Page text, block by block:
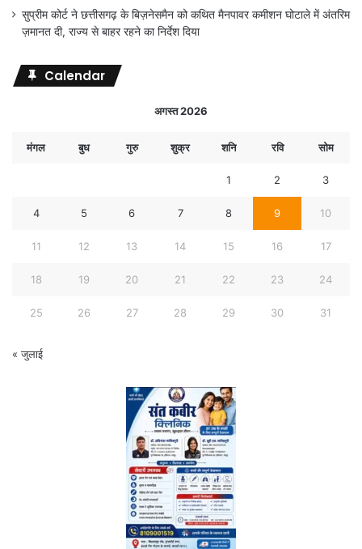
सुप्रीम कोर्ट ने छत्तीसगढ़ के बिज़नेसमैन को कथित मैनपावर कमीशन घोटाले में अंतरिम
ज़मानत दी, राज्य से बाहर रहने का निर्देश दिया
Calendar
अगस्त 2026
मंगल बुध गुरु शुक्र शनि रवि सोम
1 2 3
4 5 6 7 8 9 10
11 12 13 14 15 16 17
18 19 20 21 22 23 24
25 26 27 28 29 30 31
« जुलाई